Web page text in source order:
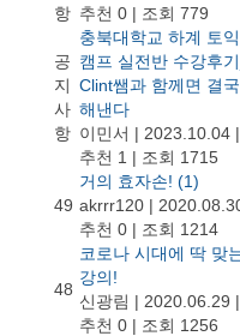
항 추천 0 | 조회 779
공
지
사
항
충북대학교 하계 토익
캠프 실전반 수강후기_
Clint쌤과 함께면 결국
해낸다
이민서 | 2023.10.04 |
추천 1 | 조회 1715
49
거의 효자손! (1)
akrrr120 |
추천 0 | 조회 1214
48
코로나 시대에 딱 맞
강의!
신광림 | 2020.06.29 |
추천 0 | 조회 1256